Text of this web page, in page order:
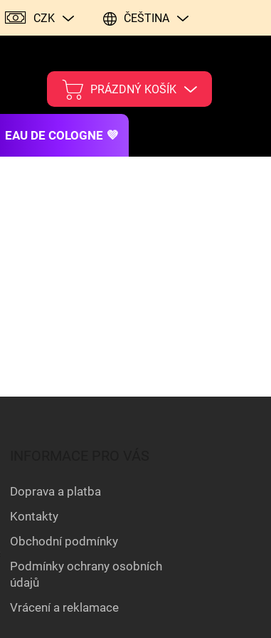
CZK ČEŠTINA
PRÁZDNÝ KOŠÍK
EAU DE COLOGNE 💜
Doprava a platba
Kontakty
Obchodní podmínky
Podmínky ochrany osobních
údajů
Vrácení a reklamace